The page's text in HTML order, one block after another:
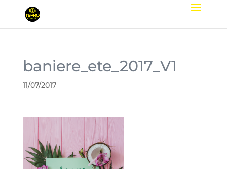
baniere_ete_2017_V1
11/07/2017